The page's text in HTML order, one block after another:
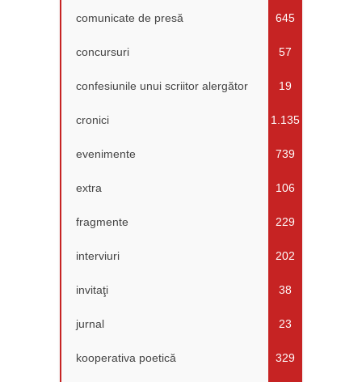
comunicate de presă 645
concursuri 57
confesiunile unui scriitor alergător 19
cronici 1.135
evenimente 739
extra 106
fragmente 229
interviuri 202
invitaţi 38
jurnal 23
kooperativa poetică 329